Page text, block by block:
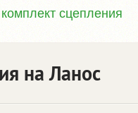
комплект сцепления
на Ланос